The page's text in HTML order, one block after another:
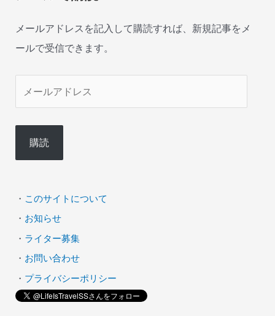
メールアドレスを記入して購読すれば、新規記事をメ
ールで受信できます。
ル
ド
ス
購読
・ このサイトについて
・ お知らせ
・ ライター募集
・ お問い合わせ
・ プライバシーポリシー